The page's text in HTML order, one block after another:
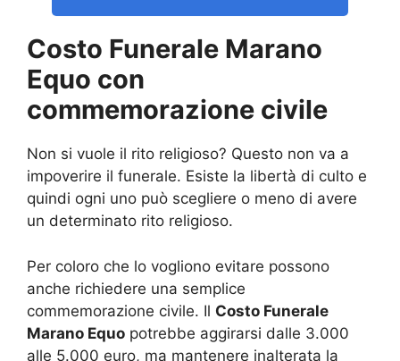
Costo Funerale Marano
Equo con
commemorazione civile
Non si vuole il rito religioso? Questo non va a
impoverire il funerale. Esiste la libertà di culto e
quindi ogni uno può scegliere o meno di avere
un determinato rito religioso.
Per coloro che lo vogliono evitare possono
anche richiedere una semplice
commemorazione civile. Il Costo Funerale
Marano Equo potrebbe aggirarsi dalle 3.000
alle 5.000 euro, ma mantenere inalterata la